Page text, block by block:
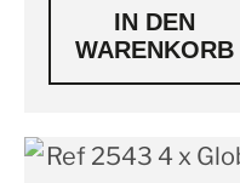
IN DEN
WARENKORB